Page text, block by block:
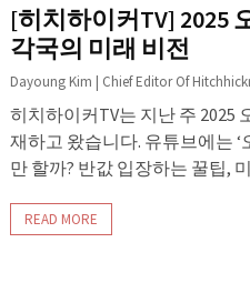
[히치하이커TV] 2025
각국의 미래 비전
Dayoung Kim | Chief Editor Of
히치하이커TV는 지난 주 2025
재하고 왔습니다. 유튜브에는
만 할까? 반값 입장하는 꿀팁,
READ MORE